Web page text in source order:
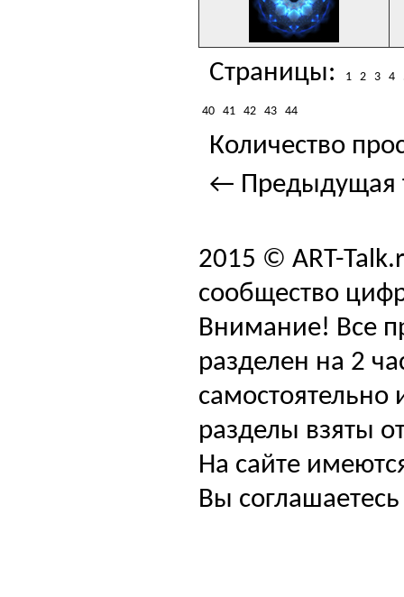
Страницы: 1 2 3 4
40 41 42 43 44
Количество
← Предыдущая
2015 © ART-
сообщество
Внимание! Все
разделен на 2
самостоятельно
разделы взяты
На сайте
Вы